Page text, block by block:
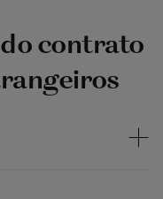
contrato